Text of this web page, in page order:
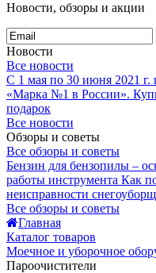
Новости, обзоры и акции
Новости
Все новости
С 1 мая по 30 июня 2021 г.
«Марка №1 в России».
подарок
Все новости
Обзоры и советы
Все обзоры и советы
Бензин для бензопилы –
работы инструмента Как
неисправности
Все обзоры и советы
Главная
Каталог товаров
Моечное и уборочное
Пароочистители